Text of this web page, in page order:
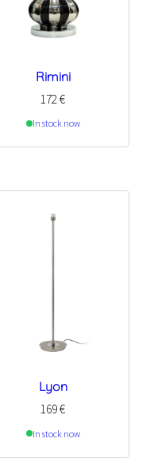
Rimini
172€
In stock now
Lyon
169€
In stock now